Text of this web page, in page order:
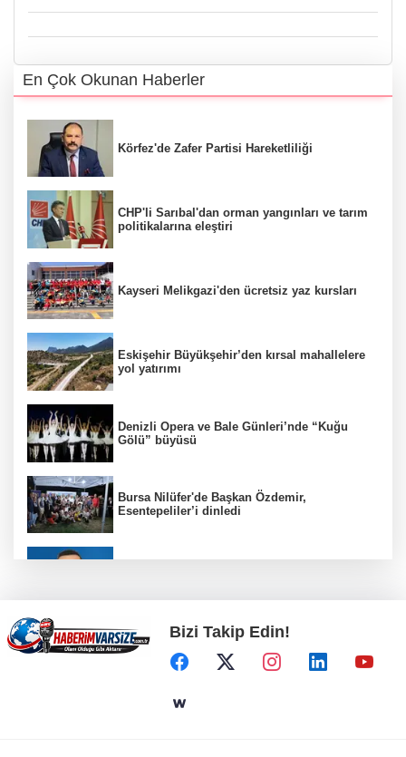
En Çok Okunan Haberler
Körfez'de Zafer Partisi Hareketliliği
CHP'li Sarıbal'dan orman yangınları ve tarım
politikalarına eleştiri
Kayseri Melikgazi'den ücretsiz yaz kursları
Eskişehir Büyükşehir’den kırsal mahallelere
yol yatırımı
Denizli Opera ve Bale Günleri’nde “Kuğu
Gölü” büyüsü
Bursa Nilüfer'de Başkan Özdemir,
Esentepeliler’i dinledi
Kayseri Büyükşehir gökyüzü tutkunlarını
Erciyes'te buluşturacak
Bizi Takip Edin!